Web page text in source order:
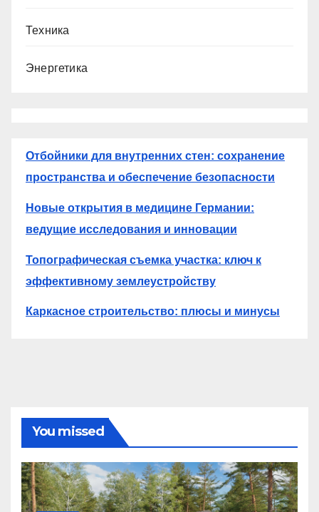
Техника
Энергетика
Отбойники для внутренних стен: сохранение
пространства и обеспечение безопасности
Новые открытия в медицине Германии:
ведущие исследования и инновации
Топографическая съемка участка: ключ к
эффективному землеустройству
Каркасное строительство: плюсы и минусы
You missed